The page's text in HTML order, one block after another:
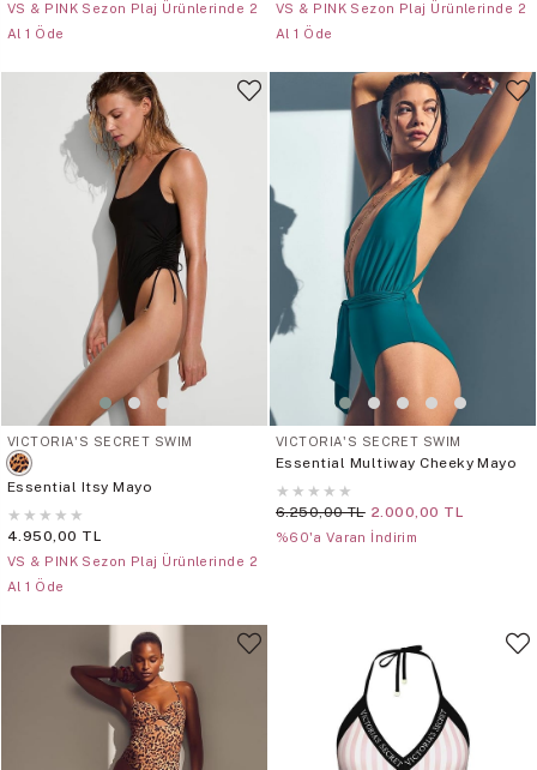
VS & PINK Sezon Plaj Ürünlerinde 2
Al 1 Öde
VS & PINK Sezon Plaj Ürünlerinde 2
Al 1 Öde
VICTORIA'S SECRET SWIM
Essential Itsy Mayo
★ ★ ★ ★ ★
4.950,00 TL
VS & PINK Sezon Plaj Ürünlerinde 2
Al 1 Öde
VICTORIA'S SECRET SWIM
Essential Multiway Cheeky Mayo
★ ★ ★ ★ ★
6.250,00 TL 2.000,00 TL
%60'a Varan İndirim